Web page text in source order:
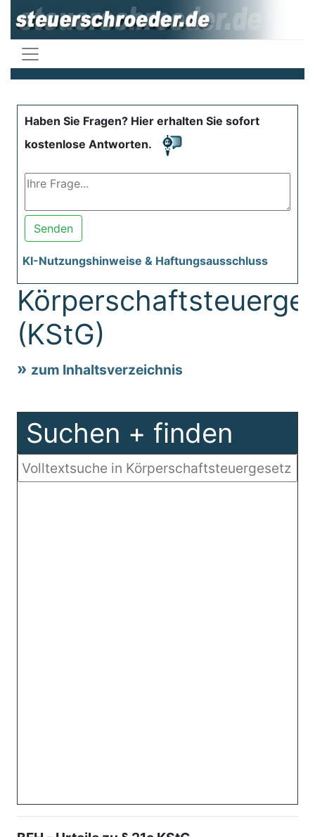
Haben Sie Fragen? Hier erhalten Sie sofort
kostenlose Antworten.
Senden
KI-Nutzungshinweise & Haftungsausschluss
(KStG)
zum Inhaltsverzeichnis
Suchen + finden